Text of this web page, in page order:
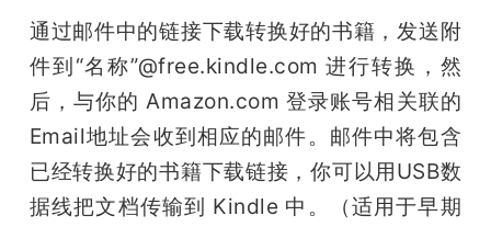
通过邮件中的链接下载转换好的书籍，发送附
件到“名称”@free.kindle.com 进行转换，然
后，与你的 Amazon.com 登录账号相关联的
Email地址会收到相应的邮件。邮件中将包含
已经转换好的书籍下载链接，你可以用USB数
据线把文档传输到 Kindle 中。（适用于早期